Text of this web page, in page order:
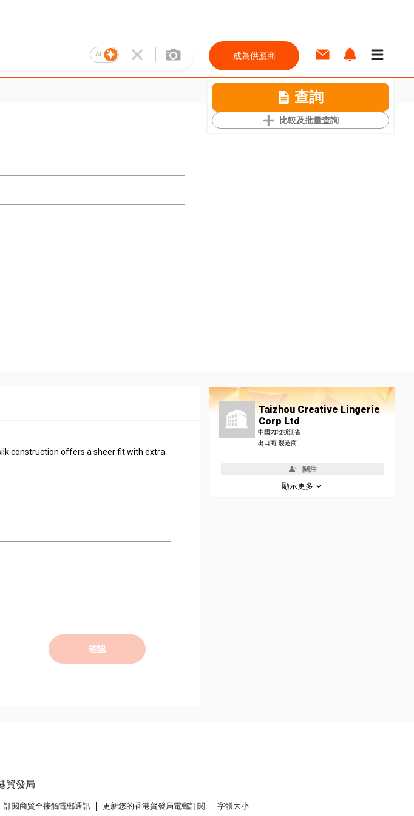
AI 成為供應商
查詢
比較及批量查詢
construction offers a sheer fit with extra
確認
Taizhou Creative Lingerie
Corp Ltd
中國內地浙江省
出口商, 製造商
關注
顯示更多
訂閱商貿全接觸電郵通訊 更新您的香港貿發局電郵訂閱 字體大小